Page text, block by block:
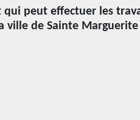
qui peut effectuer les
ville de Sainte